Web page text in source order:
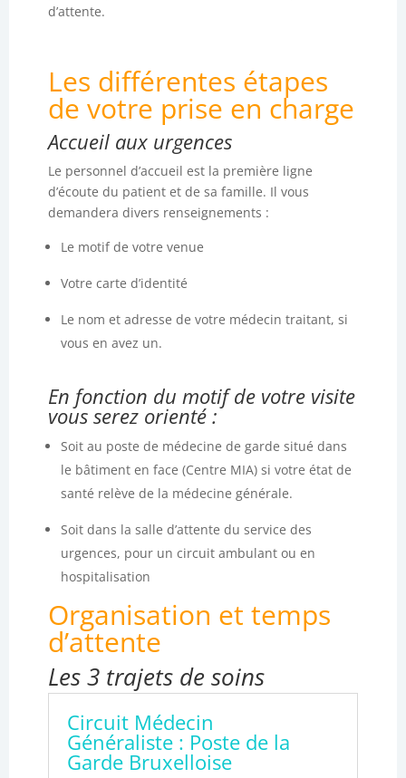
d’attente.
Les différentes étapes
de votre prise en charge
Accueil aux urgences
Le personnel d’accueil est la première ligne
d’écoute du patient et de sa famille. Il vous
demandera divers renseignements :
Le motif de votre venue
Votre carte d’identité
Le nom et adresse de votre médecin traitant, si
vous en avez un.
En fonction du motif de votre visite
vous serez orienté :
Soit au poste de médecine de garde situé dans
le bâtiment en face (Centre MIA) si votre état de
santé relève de la médecine générale.
Soit dans la salle d’attente du service des
urgences, pour un circuit ambulant ou en
hospitalisation
Organisation et temps
d’attente
Les3 trajetsde soins
Circuit Médecin
Généraliste : Poste de la
Garde Bruxelloise